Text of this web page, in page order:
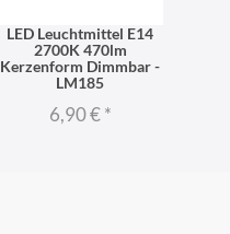
LED Leuchtmittel E14
2700K 470lm
Kerzenform Dimmbar -
LM185
6,90 €*